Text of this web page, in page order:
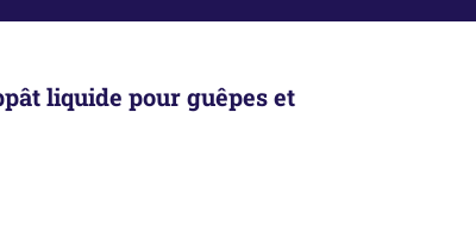
liquide pour guêpes et